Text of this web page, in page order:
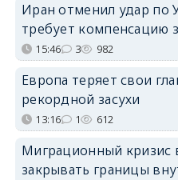
Иран отменил удар по
требует компенсацию
15:46 3 982
Европа теряет свои
рекордной засухи
13:16 1 612
Миграционный кризис
закрывать границы